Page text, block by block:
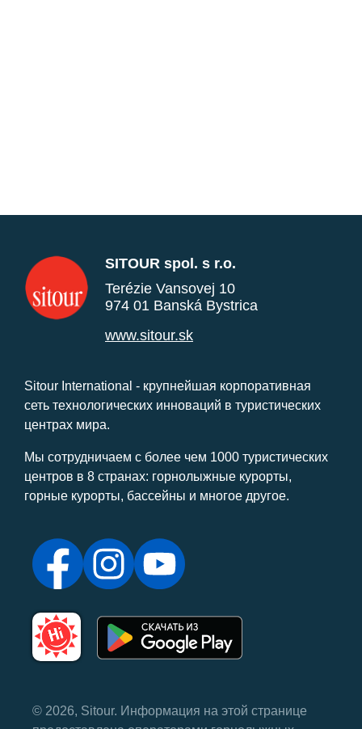
SITOUR spol. s r.o.
Terézie Vansovej 10
974 01 Banská Bystrica
www.sitour.sk
Sitour International - крупнейшая корпоративная
сеть технологических инноваций в туристических
центрах мира.
Мы сотрудничаем с более чем 1000 туристических
центров в 8 странах: горнолыжные курорты,
горные курорты, бассейны и многое другое.
© 2026, Sitour. Информация на этой странице